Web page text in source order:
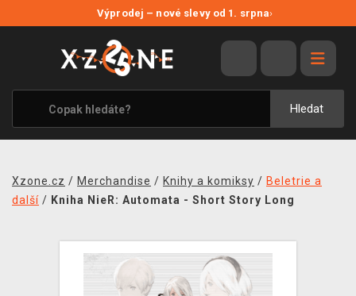
Výprodej – nové slevy od 1. srpna›
Hledat
VÝPRODEJ
VIDEOHRY
XZONE ORIGINALS
TÉMATIKY
MERCHANDISE
Xzone.cz / Merchandise / Knihy a komiksy / Beletrie a
další / Kniha NieR: Automata - Short Story Long